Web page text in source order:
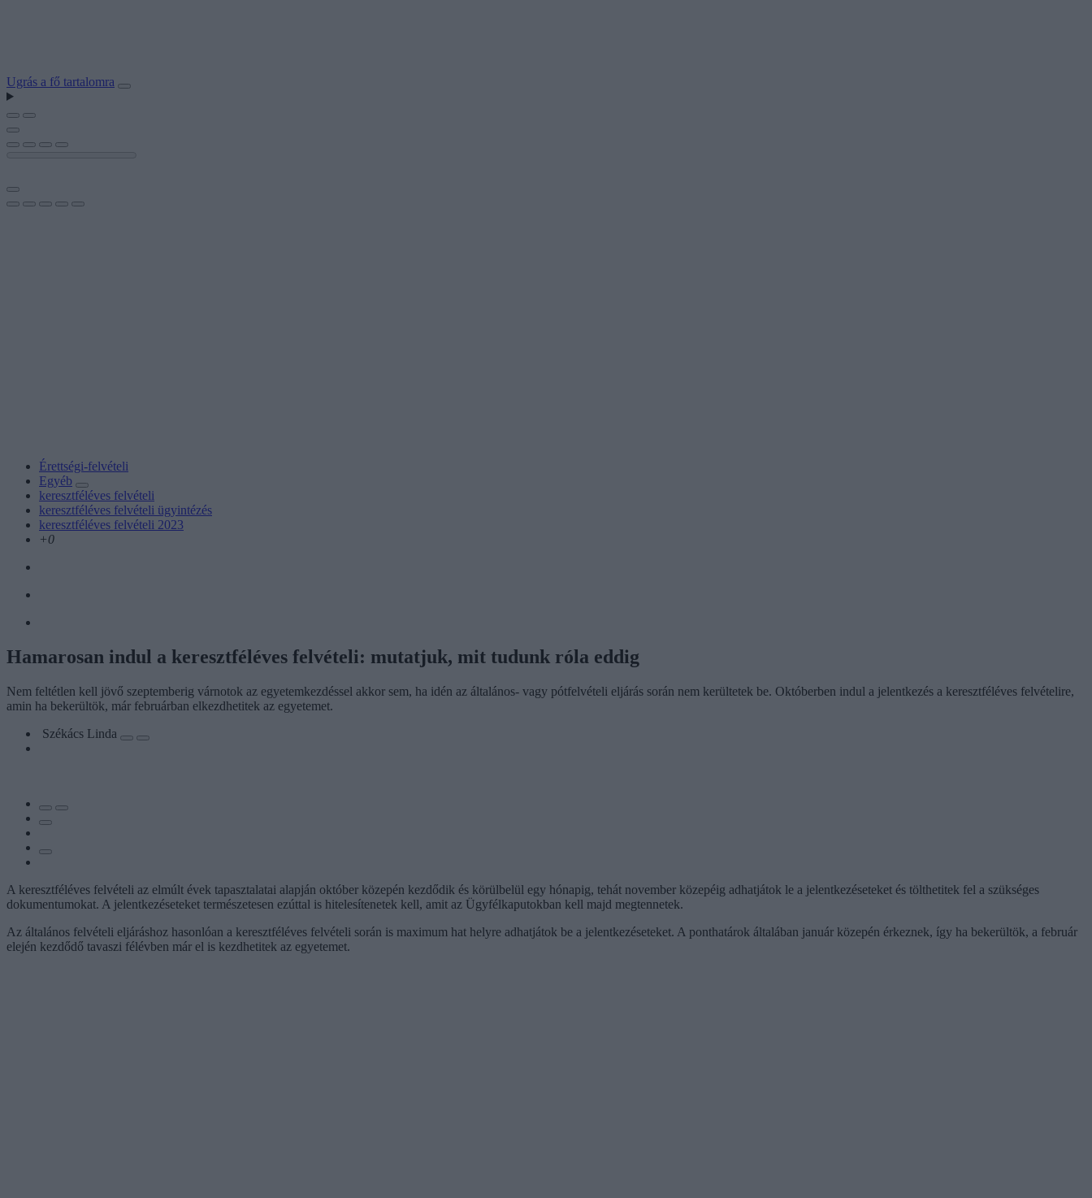
Ugrás a fő tartalomra
Érettségi-felvételi
Egyéb
keresztféléves felvételi
keresztféléves felvételi ügyintézés
keresztféléves felvételi 2023
+0
Hamarosan indul a keresztféléves felvételi: mutatjuk, mit tudunk róla eddig
Nem feltétlen kell jövő szeptemberig várnotok az egyetemkezdéssel akkor sem, ha idén az általános- vagy pótfelvételi eljárás során nem kerültetek be. Októberben indul a jelentkezés a keresztféléves felvételire,
amin ha bekerültök, már februárban elkezdhetitek az egyetemet.
Székács Linda
A keresztféléves felvételi az elmúlt évek tapasztalatai alapján október közepén kezdődik és körülbelül egy hónapig, tehát november közepéig adhatjátok le a jelentkezéseteket és tölthetitek fel a szükséges
dokumentumokat. A jelentkezéseteket természetesen ezúttal is hitelesítenetek kell, amit az Ügyfélkaputokban kell majd megtennetek.
Az általános felvételi eljáráshoz hasonlóan a keresztféléves felvételi során is maximum hat helyre adhatjátok be a jelentkezéseteket. A ponthatárok általában január közepén érkeznek, így ha bekerültök, a február
elején kezdődő tavaszi félévben már el is kezdhetitek az egyetemet.